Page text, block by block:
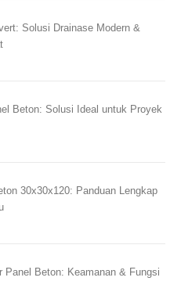
Solusi Drainase Modern &
Beton: Solusi Ideal untuk Proyek
30x30x120: Panduan Lengkap
Panel Beton: Keamanan & Fungsi